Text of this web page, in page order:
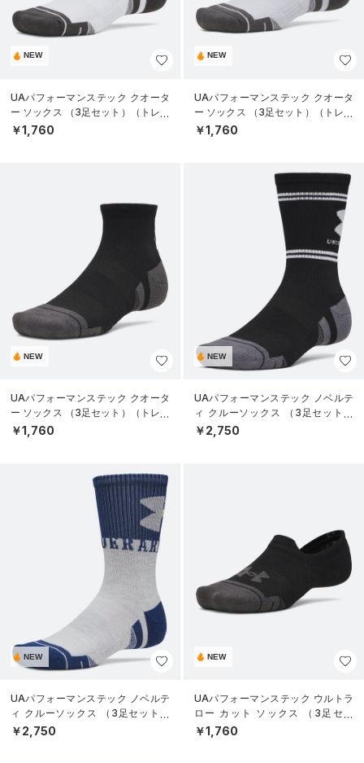
NEW
UAパフォーマンステック クオータ
ー ソックス （3足セット）（トレー
ニング/UNISEX）
￥1,760
NEW
UAパフォーマンステック クオータ
ー ソックス （3足セット）（トレー
ニング/UNISEX）
￥1,760
NEW
UAパフォーマンステック クオータ
ー ソックス （3足セット）（トレー
ニング/UNISEX）
￥1,760
NEW
UAパフォーマンステック ノベルテ
ィ クルーソックス （3足セット）
（トレーニング/UNISEX）
￥2,750
NEW
UAパフォーマンステック ノベルテ
ィ クルーソックス （3足セット）
（トレーニング/UNISEX）
￥2,750
NEW
UAパフォーマンステック ウルトラ
ロー カット ソックス （3足セッ
ト）（トレーニング/UNISEX）
￥1,760